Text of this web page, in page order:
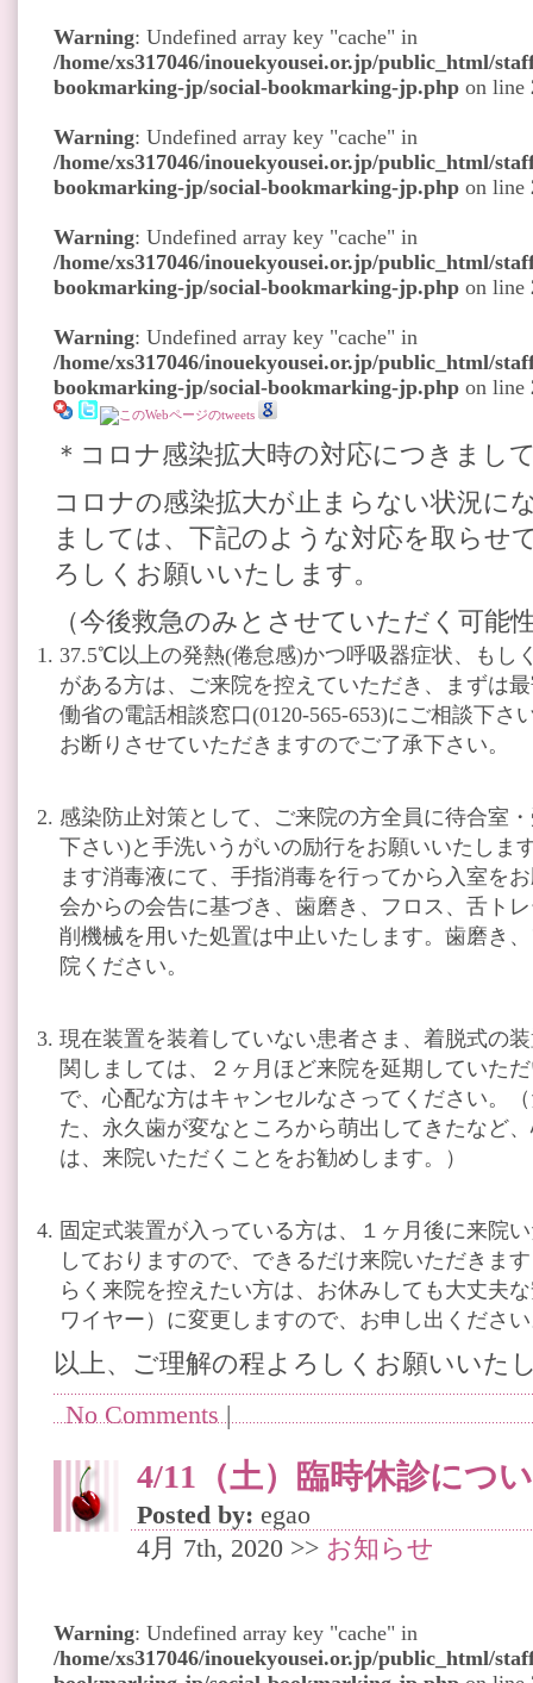
Warning: Undefined array key "cache" in
/home/xs317046/inouekyousei.or.jp/public_html/
bookmarking-jp/social-bookmarking-jp.php on line
Warning: Undefined array key "cache" in
/home/xs317046/inouekyousei.or.jp/public_html/
bookmarking-jp/social-bookmarking-jp.php on line
Warning: Undefined array key "cache" in
/home/xs317046/inouekyousei.or.jp/public_html/
bookmarking-jp/social-bookmarking-jp.php on line
Warning: Undefined array key "cache" in
/home/xs317046/inouekyousei.or.jp/public_html/
bookmarking-jp/social-bookmarking-jp.php on line
＊コロナ感染拡大時の対応につきまし
コロナの感染拡大が止まらない状況に
ましては、下記のような対応を取らせ
ろしくお願いいたします。
（今後救急のみとさせていただく可能
37.5℃以上の発熱(倦怠感)かつ呼吸器症状、もし
がある方は、ご来院を控えていただき、まずは
働省の電話相談窓口(0120-565-653)にご相談下
お断りさせていただきますのでご了承下さい。
感染防止対策として、ご来院の方全員に待合室
下さい)と手洗いうがいの励行をお願いいたしま
ます消毒液にて、手指消毒を行ってから入室を
会からの会告に基づき、歯磨き、フロス、舌ト
削機械を用いた処置は中止いたします。歯磨き
院ください。
現在装置を装着していない患者さま、着脱式の
関しましては、２ヶ月ほど来院を延期していた
で、心配な方はキャンセルなさってください。
た、永久歯が変なところから萌出してきたなど
は、来院いただくことをお勧めします。）
固定式装置が入っている方は、１ヶ月後に来院
しておりますので、できるだけ来院いただきま
らく来院を控えたい方は、お休みしても大丈夫
ワイヤー）に変更しますので、お申し出くださ
以上、ご理解の程よろしくお願いいた
No Comments|
4/11（土）臨時休診につ
Posted by: egao
4月 7th, 2020 >> お知らせ
Warning: Undefined array key "cache" in
/home/xs317046/inouekyousei.or.jp/public_html/